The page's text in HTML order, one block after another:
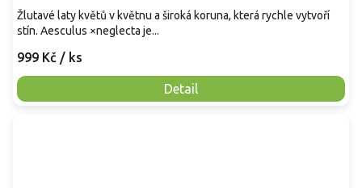
999 Kč / ks
Detail
Žlutavé laty květů v květnu a široká koruna, která rychle vytvoří
stín. Aesculus ×neglecta je...